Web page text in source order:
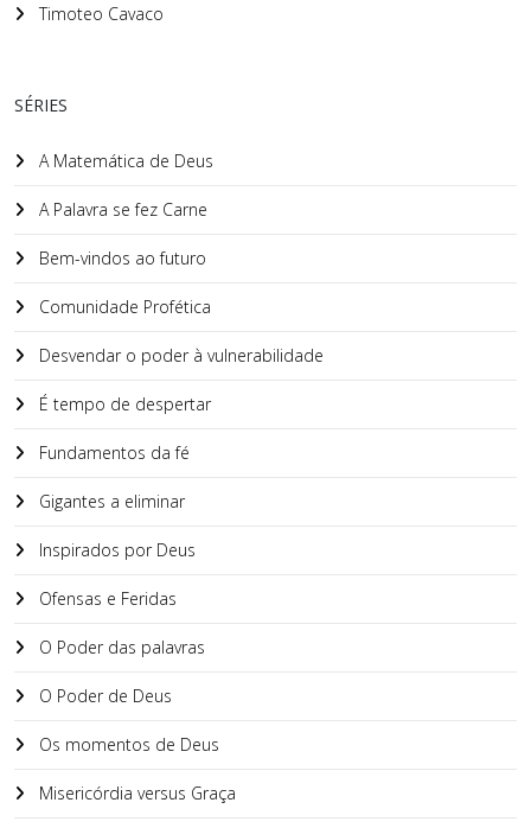
Timoteo Cavaco
SÉRIES
A Matemática de Deus
A Palavra se fez Carne
Bem-vindos ao futuro
Comunidade Profética
Desvendar o poder à vulnerabilidade
É tempo de despertar
Fundamentos da fé
Gigantes a eliminar
Inspirados por Deus
Ofensas e Feridas
O Poder das palavras
O Poder de Deus
Os momentos de Deus
Misericórdia versus Graça